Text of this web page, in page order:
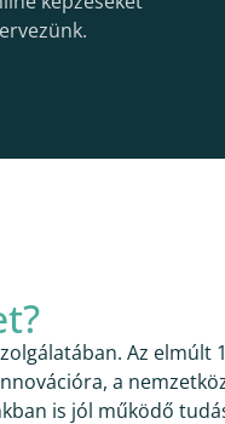
Az elmúlt
a
is jól működő